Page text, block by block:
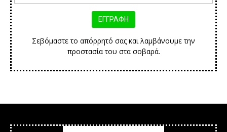
Σεβόμαστε το απόρρητό σας και λαμβάνουμε την
προστασία του στα σοβαρά.